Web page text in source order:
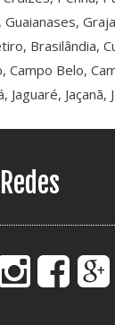
Brasilândia,
Belo,
Jaguaré,